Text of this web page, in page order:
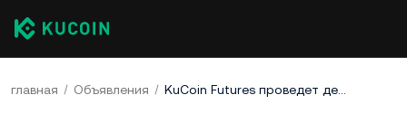
главная Объявления KuCoin Futures проведет делистинг бессрочного контракта DARUSDT